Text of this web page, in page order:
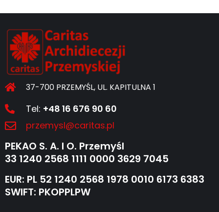
37-700 PRZEMYŚL, UL. KAPITULNA 1
Tel: +48 16 676 90 60
przemysl@caritas.pl
PEKAO S. A. I O. Przemyśl
33 1240 2568 1111 0000 3629 7045
EUR: PL 52 1240 2568 1978 0010 6173 6383
SWIFT: PKOPPLPW